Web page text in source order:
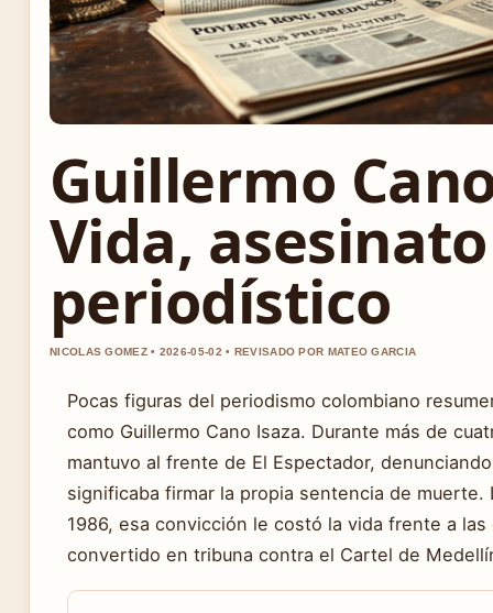
Guillermo
Vida,
periodístico
NICOLAS GOMEZ • 2026-05-02 • REVISADO POR MATEO GARCIA
Pocas figuras del periodismo colombiano
como Guillermo Cano Isaza. Durante más de
mantuvo al frente de El Espectador,
significaba firmar la propia sentencia de
1986, esa convicción le costó la vida frente a
convertido en tribuna contra el Cartel de